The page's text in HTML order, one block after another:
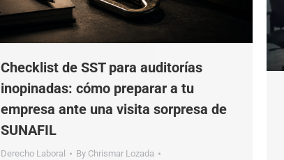
Checklist de SST para auditorías
inopinadas: cómo preparar a tu
empresa ante una visita sorpresa de
SUNAFIL
Derecho Laboral By Chrismar Lozada